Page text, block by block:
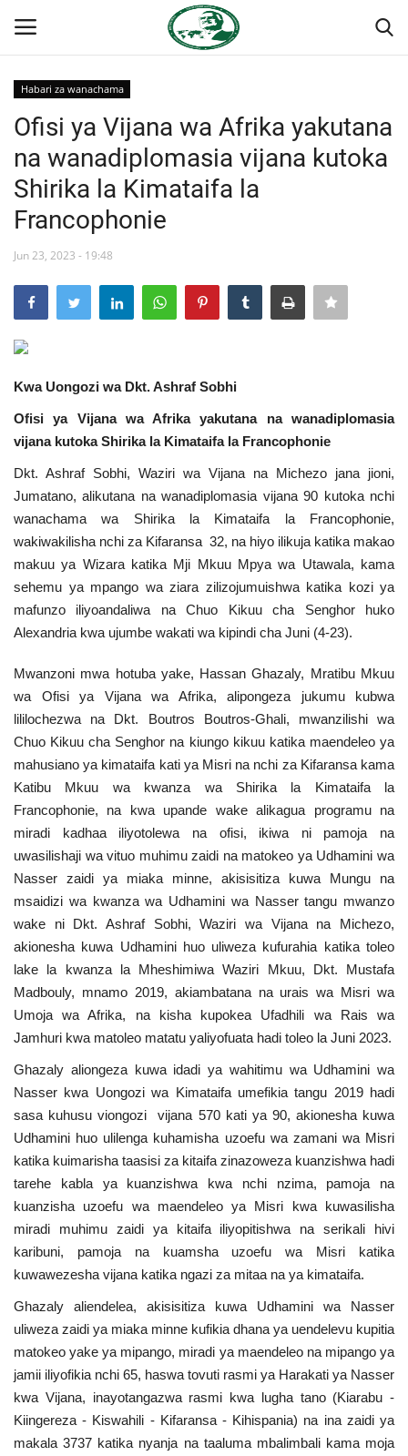
Nyumba
Jukwaa la Nasser la Kimataifa
Wasiliana
Onyesho la Majaribio
Misri
Timu yetu
Urithi wa Nasser
Habari
Harakati ya Nasser kwa Vijana
Kanuni na Masharti ya Udhamini wa
Nasser
Nyaraka na Marejeleo
Waanzilishi
Raia wa ulimwengu mzima
Nyaraka
Nafasi
Washiriki
Video
Maonyesho
Wadhamini
Language
English Swahili español
French Arabic
Habari za wanachama
Ofisi ya Vijana wa Afrika yakutana
na wanadiplomasia vijana kutoka
Shirika la Kimataifa la
Francophonie
Jun 23, 2023 - 19:48
Kwa Uongozi wa Dkt. Ashraf Sobhi
Ofisi ya Vijana wa Afrika yakutana na wanadiplomasia
vijana kutoka Shirika la Kimataifa la Francophonie
Dkt. Ashraf Sobhi, Waziri wa Vijana na Michezo jana jioni,
Jumatano, alikutana na wanadiplomasia vijana 90 kutoka nchi
wanachama wa Shirika la Kimataifa la Francophonie,
wakiwakilisha nchi za Kifaransa 32, na hiyo ilikuja katika makao
makuu ya Wizara katika Mji Mkuu Mpya wa Utawala, kama
sehemu ya mpango wa ziara zilizojumuishwa katika kozi ya
mafunzo iliyoandaliwa na Chuo Kikuu cha Senghor huko
Alexandria kwa ujumbe wakati wa kipindi cha Juni (4-23).
Mwanzoni mwa hotuba yake, Hassan Ghazaly, Mratibu Mkuu
wa Ofisi ya Vijana wa Afrika, alipongeza jukumu kubwa
lililochezwa na Dkt. Boutros Boutros-Ghali, mwanzilishi wa
Chuo Kikuu cha Senghor na kiungo kikuu katika maendeleo ya
mahusiano ya kimataifa kati ya Misri na nchi za Kifaransa kama
Katibu Mkuu wa kwanza wa Shirika la Kimataifa la
Francophonie, na kwa upande wake alikagua programu na
miradi kadhaa iliyotolewa na ofisi, ikiwa ni pamoja na
uwasilishaji wa vituo muhimu zaidi na matokeo ya Udhamini wa
Nasser zaidi ya miaka minne, akisisitiza kuwa Mungu na
msaidizi wa kwanza wa Udhamini wa Nasser tangu mwanzo
wake ni Dkt. Ashraf Sobhi, Waziri wa Vijana na Michezo,
akionesha kuwa Udhamini huo uliweza kufurahia katika toleo
lake la kwanza la Mheshimiwa Waziri Mkuu, Dkt. Mustafa
Madbouly, mnamo 2019, akiambatana na urais wa Misri wa
Umoja wa Afrika, na kisha kupokea Ufadhili wa Rais wa
Jamhuri kwa matoleo matatu yaliyofuata hadi toleo la Juni 2023.
Ghazaly aliongeza kuwa idadi ya wahitimu wa Udhamini wa
Nasser kwa Uongozi wa Kimataifa umefikia tangu 2019 hadi
sasa kuhusu viongozi vijana 570 kati ya 90, akionesha kuwa
Udhamini huo ulilenga kuhamisha uzoefu wa zamani wa Misri
katika kuimarisha taasisi za kitaifa zinazoweza kuanzishwa hadi
tarehe kabla ya kuanzishwa kwa nchi nzima, pamoja na
kuanzisha uzoefu wa maendeleo ya Misri kwa kuwasilisha
miradi muhimu zaidi ya kitaifa iliyopitishwa na serikali hivi
karibuni, pamoja na kuamsha uzoefu wa Misri katika
kuwawezesha vijana katika ngazi za mitaa na ya kimataifa.
Ghazaly aliendelea, akisisitiza kuwa Udhamini wa Nasser
uliweza zaidi ya miaka minne kufikia dhana ya uendelevu kupitia
matokeo yake ya mipango, miradi ya maendeleo na mipango ya
jamii iliyofikia nchi 65, haswa tovuti rasmi ya Harakati ya Nasser
kwa Vijana, inayotangazwa rasmi kwa lugha tano (Kiarabu -
Kiingereza - Kiswahili - Kifaransa - Kihispania) na ina zaidi ya
makala 3737 katika nyanja na taaluma mbalimbali kama moja